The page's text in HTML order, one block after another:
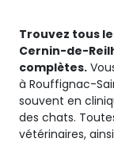
Trouvez tous
Cernin-de-
complètes.
à Rouffignac-
souvent en
des chats.
vétérinaires,